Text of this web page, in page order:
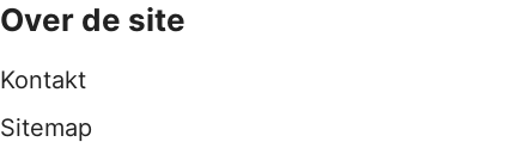
Over de site
Kontakt
Sitemap